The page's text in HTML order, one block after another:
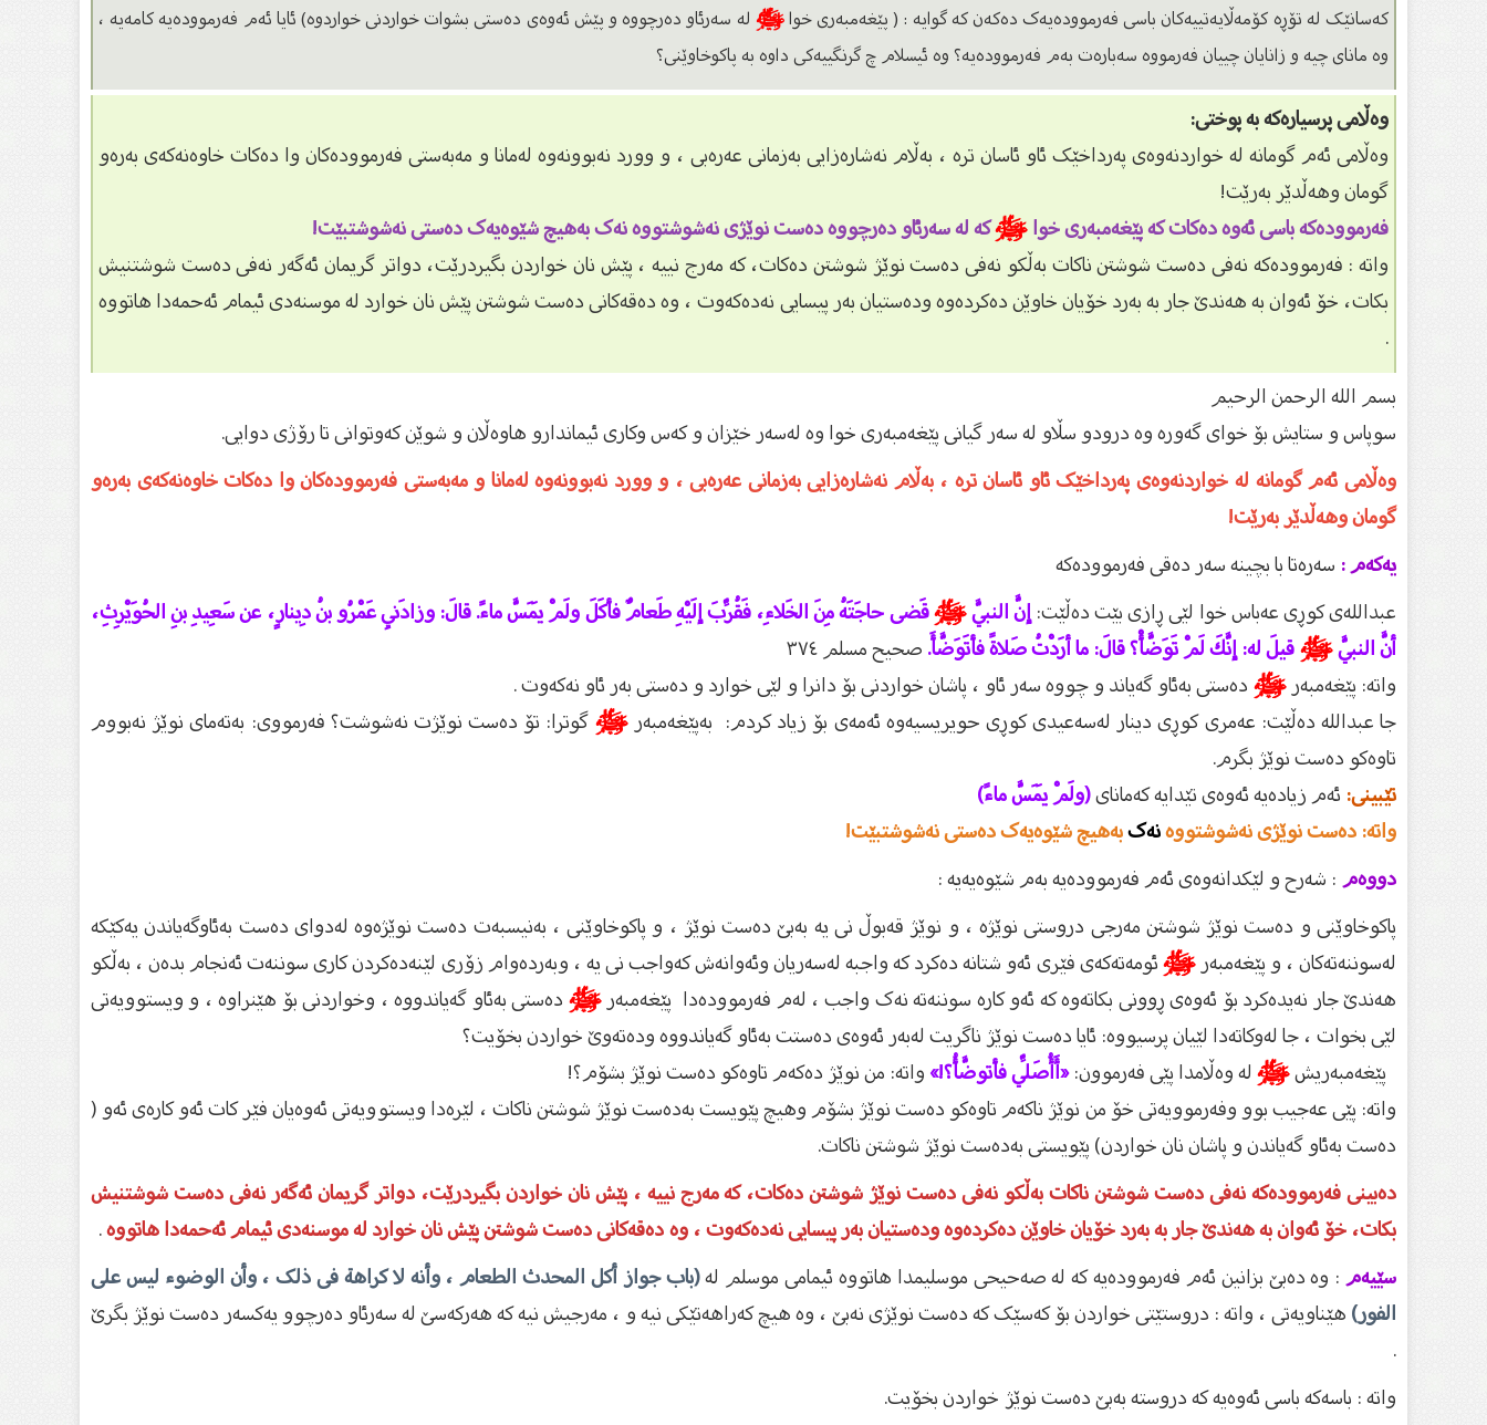
کەسانێک لە تۆڕە کۆمەڵایەتییەکان باسی فەرموودەیەک دەکەن کە گوایە : ( پێغەمبەرى خواﷺ لە سەرئاو دەرچووە و پێش ئەوەى دەستى بشوات خواردنى خواردوە) ئایا ئەم فەرموودەیە کامەیە ،
وە ماناى چیە و زانایان چییان فەرمووە سەبارەت بەم فەرموودەیە؟ وە ئیسلام چ گرنگییەکى داوە بە پاکوخاوێنى؟
وەڵامی پرسیارەکە بە پوختی:
وەڵامی ئەم گومانە لە خواردنەوەی پەرداخێک ئاو ئاسان ترە ، بەڵام نەشارەزایی بەزمانی عەرەبی ، و وورد نەبوونەوە لەمانا و مەبەستی فەرموودەکان وا دەکات خاوەنەکەی بەرەو
گومان وهەڵدێر بەرێت!
فەرموودەکە باسی ئەوە دەکات کە پێغەمبەرى خواﷺکە لە سەرئاو دەرچووە دەست نوێژی نەشوشتووە نەک بەهیچ شێوەیەک دەستی نەشوشتبێت!
واتە : فەرموودەکە نەفی دەست شوشتن ناکات بەڵکو نەفی دەست نوێژ شوشتن دەکات، کە مەرج نییە ، پێش نان خواردن بگیردرێت، دواتر گریمان ئەگەر نەفی دەست شوشتنیش
بکات، خۆ ئەوان بە هەندێ جار بە بەرد خۆیان خاوێن دەکردەوە ودەستیان بەر پیسایی نەدەکەوت ، وە دەقەکانی دەست شوشتن پێش نان خوارد لە موسنەدی ئیمام ئەحمەدا هاتووە
.
بسم الله الرحمن الرحیم
سوپاس و ستایش بۆ خواى گەورە وە درودو سڵاو لە سەر گیانى پێغەمبەرى خوا وە لەسەر خێزان و كەس وكارى ئیماندارو هاوەڵان و شوێن كەوتوانى تا رۆژى دوایى.
وەڵامی ئەم گومانە لە خواردنەوەی پەرداخێک ئاو ئاسان ترە ، بەڵام نەشارەزایی بەزمانی عەرەبی ، و وورد نەبوونەوە لەمانا و مەبەستی فەرموودەکان وا دەکات خاوەنەکەی بەرەو
گومان وهەڵدێر بەرێت!
یەکەم : سەرەتا با بچینە سەر دەقی فەرموودەکە
عبداللەی کوڕی عەباس خوا لێی ڕازی بێت دەڵێت:إنَّ النبيَّﷺقَضى حاجَتَهُ مِنَ الخَلاءِ، فَقُرِّبَ إلَيْهِ طَعامٌ فأكَلَ ولَمْ يَمَسَّ ماءً. قالَ: وزادَنِي عَمْرُو بنُ دِينارٍ، عن سَعِيدِ بنِ الحُوَيْرِثِ،
أنَّ النبيَّﷺقيلَ له: إنَّكَ لَمْ تَوَضَّأْ؟ قالَ: ما أرَدْتُ صَلاةً فأتَوَضَّأَ.صحيح مسلم ٣٧٤
واتە: پێغەمبەرﷺدەستى بەئاو گەیاند و چووە سەر ئاو ، پاشان خواردنی بۆ دانرا و لێی خوارد و دەستی بەر ئاو نەکەوت .
جا عبداللە دەڵێت: عەمری کوڕی دینار لەسەعیدی کوڕی حویریسیەوە ئەمەی بۆ زیاد کردم: بەپێغەمبەرﷺگوترا: تۆ دەست نوێژت نەشوشت؟ فەرمووی: بەتەمای نوێژ نەبووم
تاوەکو دەست نوێژ بگرم.
تێبینی: ئەم زیادەیە ئەوەی تێدایە کەمانای(ولَمْ يَمَسَّ ماءً)
واتە: دەست نوێژی نەشوشتووەنەکبەهیچ شێوەیەک دەستی نەشوشتبێت!
دووەم: شەرح و لێکدانەوەی ئەم فەرموودەیە بەم شێوەیەیە :
پاکوخاوێنی و دەست نوێژ شوشتن مەرجی دروستی نوێژە ، و نوێژ قەبوڵ نی یە بەبێ دەست نوێژ ، و پاکوخاوێنی ، بەنیسبەت دەست نوێژەوە لەدوای دەست بەئاوگەیاندن یەکێکە
لەسوننەتەکان ، و پێغەمبەرﷺئومەتەکەی فێری ئەو شتانە دەکرد کە واجبە لەسەریان وئەوانەش کەواجب نی یە ، وبەردەوام زۆری لێنەدەکردن کاری سوننەت ئەنجام بدەن ، بەڵکو
هەندێ جار نەیدەکرد بۆ ئەوەی ڕوونی بکاتەوە کە ئەو کارە سوننەتە نەک واجب ، لەم فەرموودەدا پێغەمبەرﷺدەستی بەئاو گەیاندووە ، وخواردنی بۆ هێنراوە ، و ویستوویەتی
لێی بخوات ، جا لەوکاتەدا لێیان پرسیووە: ئایا دەست نوێژ ناگریت لەبەر ئەوەی دەستت بەئاو گەیاندووە ودەتەوێ خواردن بخۆیت؟
پێغەمبەریشﷺلە وەڵامدا پێی فەرموون:«أَأُصَلِّي فأتوضَّأُ؟!»واتە: من نوێژ دەکەم تاوەکو دەست نوێژ بشۆم؟!
واتە: پێی عەجیب بوو وفەرموویەتی خۆ من نوێژ ناکەم تاوەکو دەست نوێژ بشۆم وهیچ پێویست بەدەست نوێژ شوشتن ناکات ، لێرەدا ویستوویەتی ئەوەیان فێر کات ئەو کارەی ئەو (
دەست بەئاو گەیاندن و پاشان نان خواردن) پێویستی بەدەست نوێژ شوشتن ناکات.
دەبینى فەرموودەکە نەفی دەست شوشتن ناکات بەڵکو نەفی دەست نوێژ شوشتن دەکات، کە مەرج نییە ، پێش نان خواردن بگیردرێت، دواتر گریمان ئەگەر نەفی دەست شوشتنیش
بکات، خۆ ئەوان بە هەندێ جار بە بەرد خۆیان خاوێن دەکردەوە ودەستیان بەر پیسایی نەدەکەوت ، وە دەقەکانی دەست شوشتن پێش نان خوارد لە موسنەدی ئیمام ئەحمەدا هاتووە.
سێیەم: وە دەبێ بزانین ئەم فەرموودەیە کە لە صەحیحى موسلیمدا هاتووە ئیمامى موسلم لە(باب جواز أکل المحدث الطعام ، وأنە لا کراهة فی ذلک ، وأن الوضوء لیس على
الفور)هێناویەتى ، واتە : دروستێتى خواردن بۆ کەسێک کە دەست نوێژی نەبێ ، وە هیچ کەراهەتێکى نیە و ، مەرجیش نیە کە هەرکەسێ لە سەرئاو دەرچوو یەکسەر دەست نوێژ بگرێ
.
واتە : باسەکە باسی ئەوەیە کە دروستە بەبێ دەست نوێژ خواردن بخۆیت.